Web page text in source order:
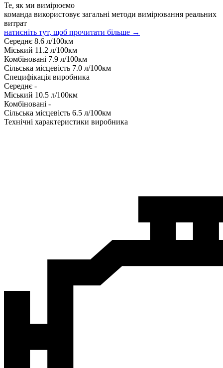
Те, як ми вимірюємо
команда використовує загальні методи вимірювання реальних
витрат
натисніть тут, щоб прочитати більше →
Середнє 8.6 л/100км
Міський 11.2 л/100км
Комбіновані 7.9 л/100км
Сільська місцевість 7.0 л/100км
Специфікація виробника
Середнє -
Міський 10.5 л/100км
Комбіновані -
Сільська місцевість 6.5 л/100км
Технічні характеристики виробника